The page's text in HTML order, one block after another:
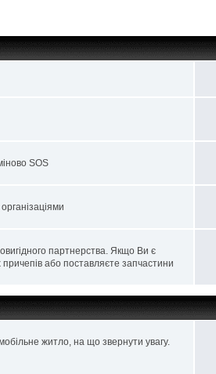
SOS
партнерства. Якщо Ви є
або поставляєте запчастини
житло, на що звернути увагу.